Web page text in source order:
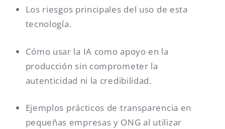
Los riesgos principales del uso de esta
tecnología.
Cómo usar la IA como apoyo en la
producción sin comprometer la
autenticidad ni la credibilidad.
Ejemplos prácticos de transparencia en
pequeñas empresas y ONG al utilizar